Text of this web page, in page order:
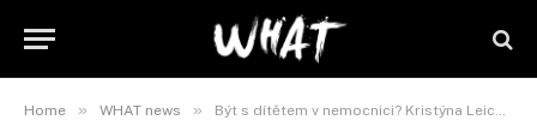
Home » WHAT news » Být s dítětem v nemocnici? Kristýna Leichtová nebo Dva tátové ukazují, proč je to důležité